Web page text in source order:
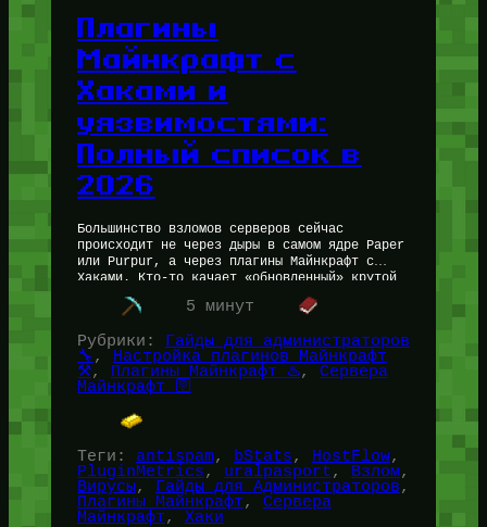
Плагины
Майнкрафт с
Хаками и
уязвимостями:
Полный список в
2026
Большинство взломов серверов сейчас
происходит не через дыры в самом ядре Paper
или Purpur, а через плагины Майнкрафт с
Хаками. Кто-то качает «обновленный» крутой
плагинб или фикс протокола с сомнительного…
5 минут
Рубрики: Гайды для администраторов
🔧 , Настройка плагинов Майнкрафт
⚒️, Плагины Майнкрафт ♨️, Сервера
Майнкрафт 🛜
Теги: antispam, bStats, HostFlow
PluginMetrics, uralpasport, Взлом
Вирусы, Гайды для Администраторов
Плагины Майнкрафт, Сервера
Майнкрафт, Хаки